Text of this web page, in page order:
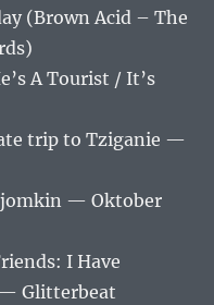
(Brown Acid – The
A Tourist / It’s
trip to Tziganie —
— Oktober
I Have
Glitterbeat